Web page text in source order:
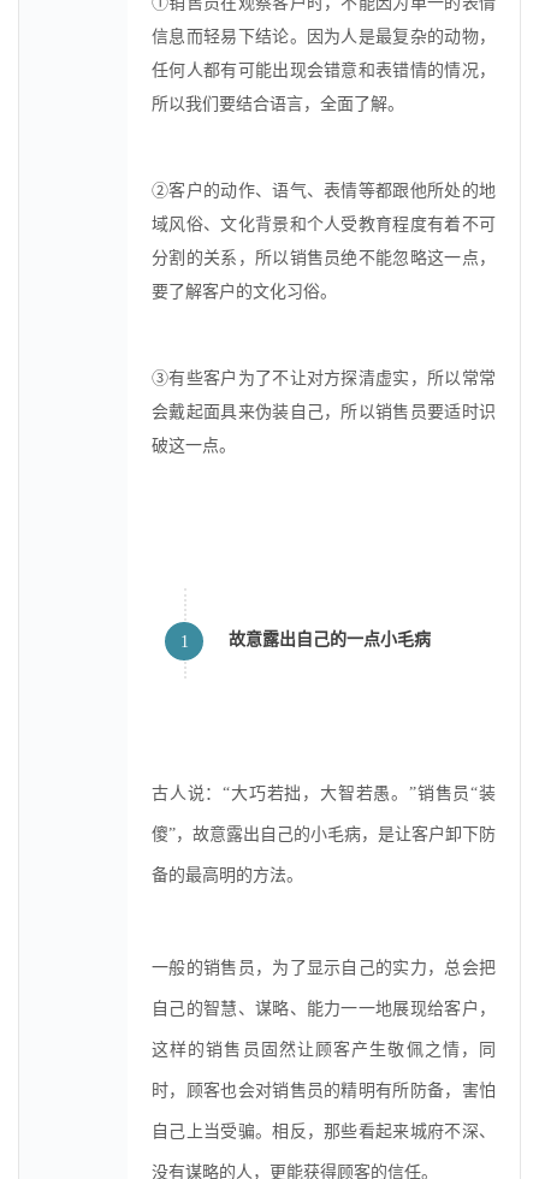
信息而轻易下结论。因为人是最复杂的动物，
任何人都有可能出现会错意和表错情的情况，
所以我们要结合语言，全面了解。
②客户的动作、语气、表情等都跟他所处的地
域风俗、文化背景和个人受教育程度有着不可
分割的关系，所以销售员绝不能忽略这一点，
要了解客户的文化习俗。
③有些客户为了不让对方探清虚实，所以常常
会戴起面具来伪装自己，所以销售员要适时识
破这一点。
1 故意露出自己的一点小毛病
古人说：“大巧若拙，大智若愚。”销售员“装
傻”，故意露出自己的小毛病，是让客户卸下防
备的最高明的方法。
一般的销售员，为了显示自己的实力，总会把
自己的智慧、谋略、能力一一地展现给客户，
这样的销售员固然让顾客产生敬佩之情，同
时，顾客也会对销售员的精明有所防备，害怕
自己上当受骗。相反，那些看起来城府不深、
没有谋略的人，更能获得顾客的信任。